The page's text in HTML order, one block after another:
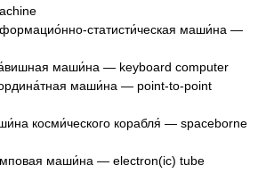
статисти́ческая маши́на —
маши́на — keyboard computer
маши́на — point-to-point
косми́ческого корабля́ — spaceborne
маши́на — electron(ic) tube